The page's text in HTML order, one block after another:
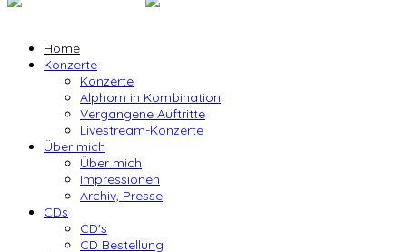
Home
Konzerte
Konzerte
Alphorn in Kombination
Vergangene Auftritte
Livestream-Konzerte
Über mich
Über mich
Impressionen
Archiv, Presse
CDs
CD's
CD Bestellung